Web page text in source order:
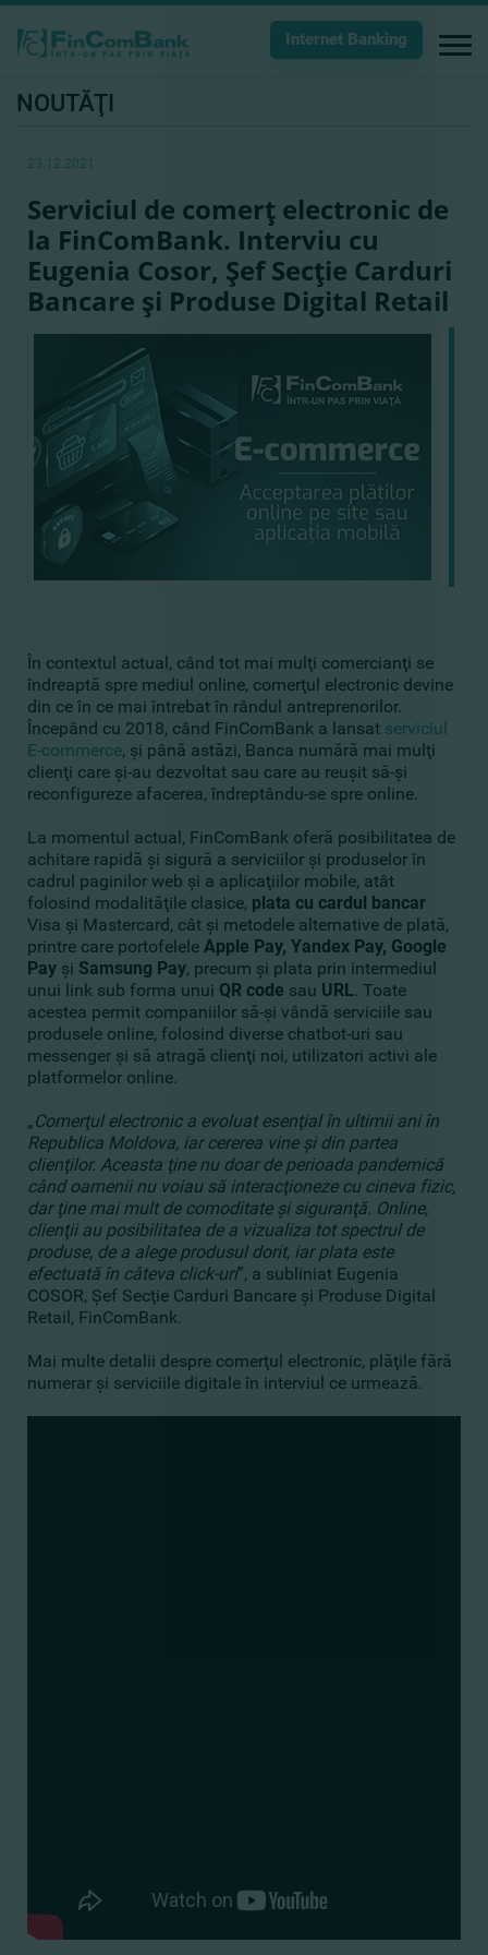
Internet Banking
NOUTĂŢI
23.12.2021
Serviciul de comerţ electronic de
la FinComBank. Interviu cu
Eugenia Cosor, Şef Secţie Carduri
Bancare şi Produse Digital Retail
În contextul actual, când tot mai mulţi comercianţi se
îndreaptă spre mediul online, comerţul electronic devine
din ce în ce mai întrebat în rândul antreprenorilor.
Începând cu 2018, când FinComBank a lansat serviciul
E-commerce, şi până astăzi, Banca numără mai mulţi
clienţi care şi-au dezvoltat sau care au reuşit să-şi
reconfigureze afacerea, îndreptându-se spre online.
La momentul actual, FinComBank oferă posibilitatea de
achitare rapidă şi sigură a serviciilor şi produselor în
cadrul paginilor web şi a aplicaţiilor mobile, atât
folosind modalităţile clasice, plata cu cardul bancar
Visa şi Mastercard, cât şi metodele alternative de plată,
printre care portofelele Apple Pay, Yandex Pay, Google
Pay şi Samsung Pay, precum şi plata prin intermediul
unui link sub forma unui QR code sau URL. Toate
acestea permit companiilor să-şi vândă serviciile sau
produsele online, folosind diverse chatbot-uri sau
messenger şi să atragă clienţi noi, utilizatori activi ale
platformelor online.
„Comerţul electronic a evoluat esenţial în ultimii ani în
Republica Moldova, iar cererea vine şi din partea
clienţilor. Aceasta ţine nu doar de perioada pandemică
când oamenii nu voiau să interacţioneze cu cineva fizic,
dar ţine mai mult de comoditate şi siguranţă. Online,
clienţii au posibilitatea de a vizualiza tot spectrul de
produse, de a alege produsul dorit, iar plata este
efectuată în câteva click-uri”, a subliniat Eugenia
COSOR, Şef Secţie Carduri Bancare şi Produse Digital
Retail, FinComBank.
Mai multe detalii despre comerţul electronic, plăţile fără
numerar şi serviciile digitale în interviul ce urmează.